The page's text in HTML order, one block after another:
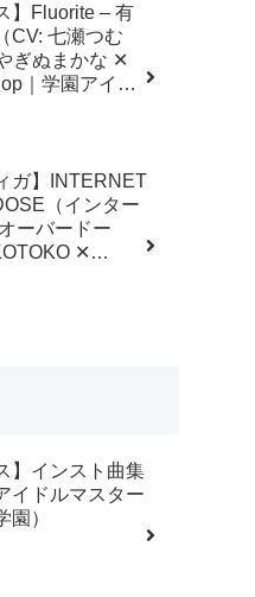
】Fluorite – 有
CV: 七瀬つむ
ぎぬまかな ✕
｜学園アイド
ガ】INTERNET
（インター
ーバードー
✕
】インスト曲集
イドルマスター
園）